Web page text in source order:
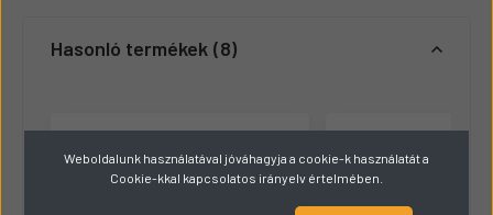
Hasonló termékek 8
Weboldalunk használatával jóváhagyja a cookie-k használatát a
Cookie-kkal kapcsolatos irányelv értelmében.